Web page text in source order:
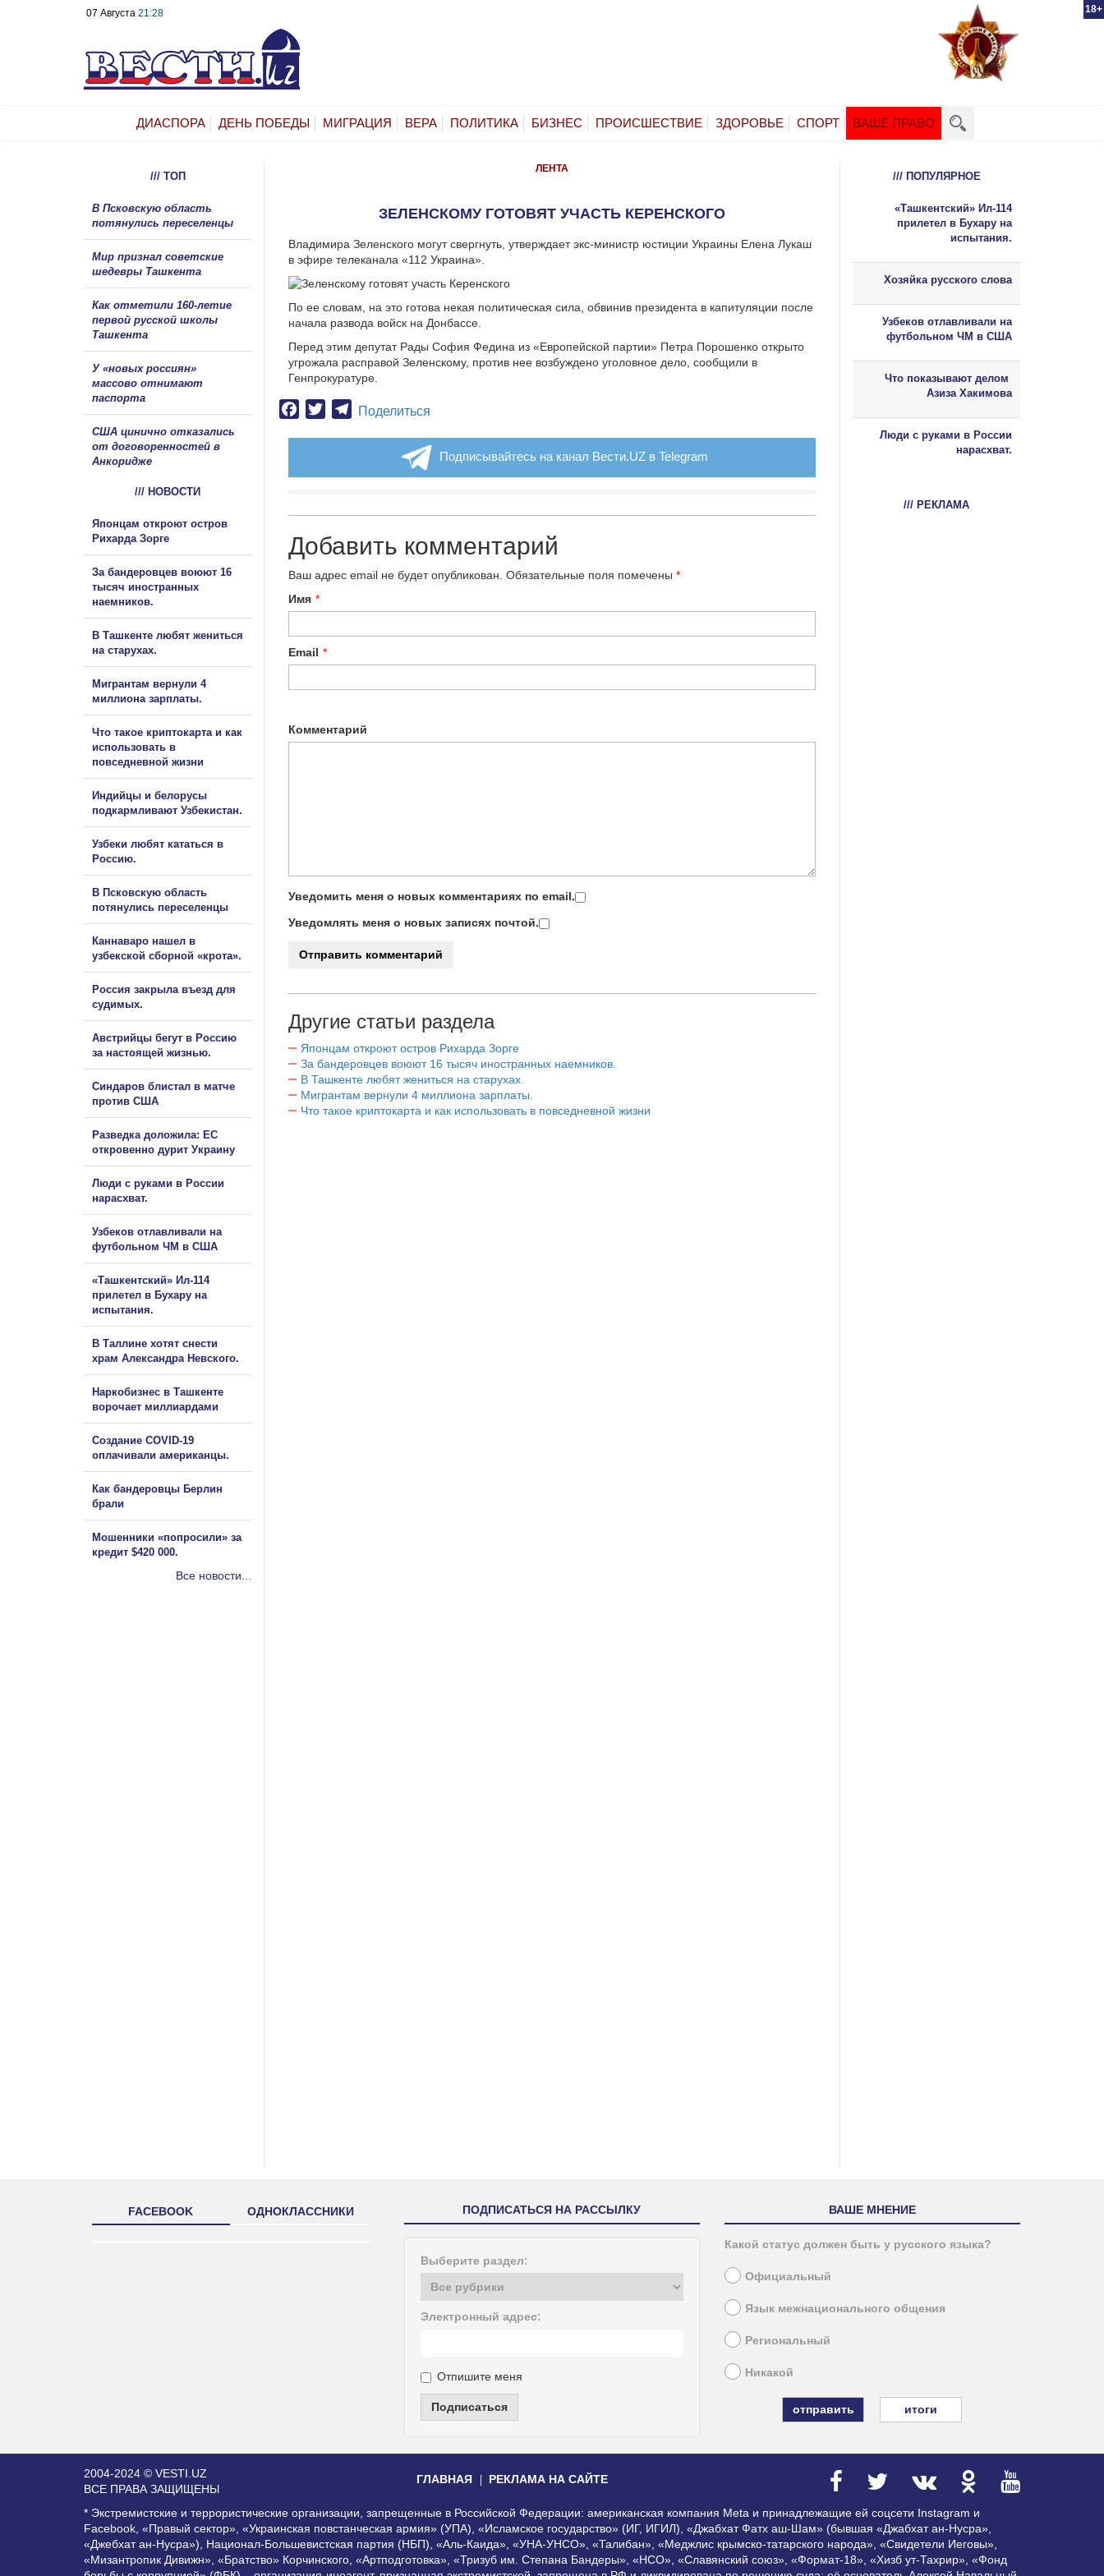
18+
07 Августа 21:28
ДИАСПОРА ДЕНЬ ПОБЕДЫ МИГРАЦИЯ ВЕРА ПОЛИТИКА БИЗНЕС ПРОИСШЕСТВИЕ ЗДОРОВЬЕ СПОРТ ВАШЕ ПРАВО
ЛЕНТА
ЗЕЛЕНСКОМУ ГОТОВЯТ УЧАСТЬ КЕРЕНСКОГО
Владимира Зеленского могут свергнуть, утверждает экс-министр юстиции Украины Елена Лукаш
в эфире телеканала «112 Украина».
По ее словам, на это готова некая политическая сила, обвинив президента в капитуляции после
начала развода войск на Донбассе.
Перед этим депутат Рады София Федина из «Европейской партии» Петра Порошенко открыто
угрожала расправой Зеленскому, против нее возбуждено уголовное дело, сообщили в
Генпрокуратуре.
Facebook
TwitterTelegram
Поделиться
Подписывайтесь на канал Вести.UZ в Telegram
Добавить комментарий
Ваш адрес email не будет опубликован. Обязательные поля помечены *
Имя *
Email *
Комментарий
Уведомить меня о новых комментариях по email.
Уведомлять меня о новых записях почтой.
Другие статьи раздела
Японцам откроют остров Рихарда Зорге
За бандеровцев воюют 16 тысяч иностранных наемников.
В Ташкенте любят жениться на старухах.
Мигрантам вернули 4 миллиона зарплаты.
Что такое криптокарта и как использовать в повседневной жизни
/// ТОП
В Псковскую область
потянулись переселенцы
Мир признал советские
шедевры Ташкента
Как отметили 160-летие
первой русской школы
Ташкента
У «новых россиян»
массово отнимают
паспорта
США цинично отказались
от договоренностей в
Анкоридже
/// НОВОСТИ
Японцам откроют остров
Рихарда Зорге
За бандеровцев воюют 16
тысяч иностранных
наемников.
В Ташкенте любят жениться
на старухах.
Мигрантам вернули 4
миллиона зарплаты.
Что такое криптокарта и как
использовать в
повседневной жизни
Индийцы и белорусы
подкармливают Узбекистан.
Узбеки любят кататься в
Россию.
В Псковскую область
потянулись переселенцы
Каннаваро нашел в
узбекской сборной «крота».
Россия закрыла въезд для
судимых.
Австрийцы бегут в Россию
за настоящей жизнью.
Синдаров блистал в матче
против США
Разведка доложила: ЕС
откровенно дурит Украину
Люди с руками в России
нарасхват.
Узбеков отлавливали на
футбольном ЧМ в США
«Ташкентский» Ил-114
прилетел в Бухару на
испытания.
В Таллине хотят снести
храм Александра Невского.
Наркобизнес в Ташкенте
ворочает миллиардами
Создание COVID-19
оплачивали американцы.
Как бандеровцы Берлин
брали
Мошенники «попросили» за
кредит $420 000.
Все новости...
/// ПОПУЛЯРНОЕ
«Ташкентский» Ил-114
прилетел в Бухару на
испытания.
Хозяйка русского слова
Узбеков отлавливали на
футбольном ЧМ в США
Что показывают делом
Азиза Хакимова
Люди с руками в России
нарасхват.
/// РЕКЛАМА
FACEBOOK ОДНОКЛАССНИКИ ПОДПИСАТЬСЯ НА РАССЫЛКУ
Выберите раздел:
Электронный адрес:
Отпишите меня
Подписаться
ВАШЕ МНЕНИЕ
Какой статус должен быть у русского языка?
Официальный
Язык межнационального общения
Региональный
Никакой
итоги
2004-2024 © VESTI.UZ
ВСЕ ПРАВА ЗАЩИЩЕНЫ
ГЛАВНАЯ РЕКЛАМА НА САЙТЕ
* Экстремистские и террористические организации, запрещенные в Российской Федерации: американская компания Meta и принадлежащие ей соцсети Instagram и
Facebook, «Правый сектор», «Украинская повстанческая армия» (УПА), «Исламское государство» (ИГ, ИГИЛ), «Джабхат Фатх аш-Шам» (бывшая «Джабхат ан-Нусра»,
«Джебхат ан-Нусра»), Национал-Большевистская партия (НБП), «Аль-Каида», «УНА-УНСО», «Талибан», «Меджлис крымско-татарского народа», «Свидетели Иеговы»,
«Мизантропик Дивижн», «Братство» Корчинского, «Артподготовка», «Тризуб им. Степана Бандеры», «НСО», «Славянский союз», «Формат-18», «Хизб ут-Тахрир», «Фонд